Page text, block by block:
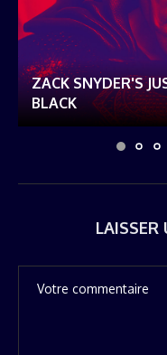
ZACK SNYDER'S
BLACK
LAISSER